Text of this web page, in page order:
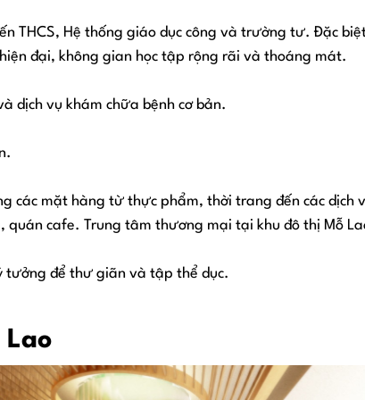
THCS, Hệ thống giáo dục công và trường tư. Đặc
đại, không gian học tập rộng rãi và thoáng mát.
dịch vụ khám chữa bệnh cơ bản.
các mặt hàng từ thực phẩm, thời trang đến các dịch
quán cafe. Trung tâm thương mại tại khu đô thị Mỗ
tưởng để thư giãn và tập thể dục.
Lao